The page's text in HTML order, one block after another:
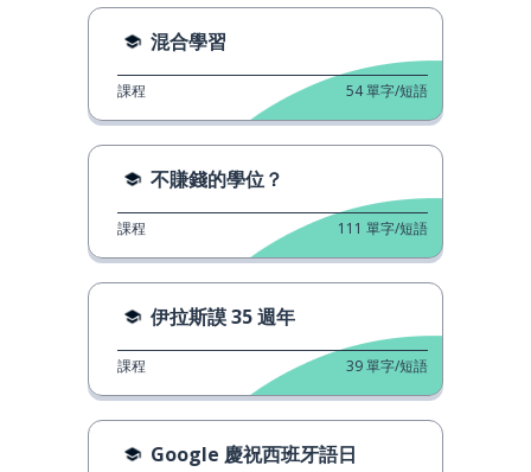
混合學習
課程 54單字/短語
不賺錢的學位？
課程 111 單字/短語
伊拉斯謨 35 週年
課程 39單字/短語
Google 慶祝西班牙語日